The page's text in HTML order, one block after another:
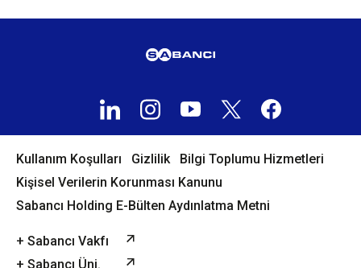
Kullanım Koşulları Gizlilik
Bilgi Toplumu Hizmetleri
Kişisel Verilerin Korunması Kanunu
Sabancı Holding E-Bülten Aydınlatma Metni
+ Sabancı Vakfı
+ Sabancı Üni.